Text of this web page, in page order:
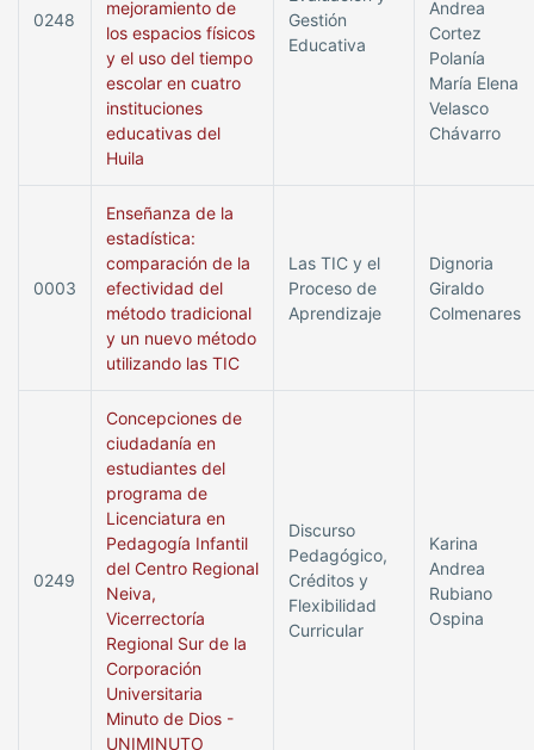
0248
mejoramiento de
los espacios físicos
y el uso del tiempo
escolar en cuatro
instituciones
educativas del
Huila
Gestión
Educativa
Andrea
Cortez
Polanía
María Elena
Velasco
Chávarro
0003
Enseñanza de la
estadística:
comparación de la
efectividad del
método tradicional
y un nuevo método
utilizando las TIC
Las TIC y el
Proceso de
Aprendizaje
Dignoria
Giraldo
Colmenares
0249
Concepciones de
ciudadanía en
estudiantes del
programa de
Licenciatura en
Pedagogía Infantil
del Centro Regional
Neiva,
Vicerrectoría
Regional Sur de la
Corporación
Universitaria
Minuto de Dios -
UNIMINUTO
Discurso
Pedagógico,
Créditos y
Flexibilidad
Curricular
Karina
Andrea
Rubiano
Ospina